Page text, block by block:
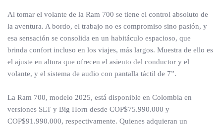
Al tomar el volante de la Ram 700 se tiene el control absoluto de
la aventura. A bordo, el trabajo no es compromiso sino pasión, y
esa sensación se consolida en un habitáculo espacioso, que
brinda confort incluso en los viajes, más largos. Muestra de ello es
el ajuste en altura que ofrecen el asiento del conductor y el
volante, y el sistema de audio con pantalla táctil de 7”.
La Ram 700, modelo 2025, está disponible en Colombia en
versiones SLT y Big Horn desde COP$75.990.000 y
COP$91.990.000, respectivamente. Quienes adquieran un